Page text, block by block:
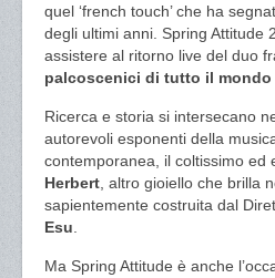
quel ‘french touch’ che ha
degli ultimi anni. Spring Attitude
assistere al ritorno live del duo
palcoscenici di tutto il mondo
Ricerca e storia si intersecano
autorevoli esponenti della
contemporanea, il coltissimo ed
Herbert , altro gioiello che brilla
sapientemente costruita dal
Esu
Ma Spring Attitude è anche